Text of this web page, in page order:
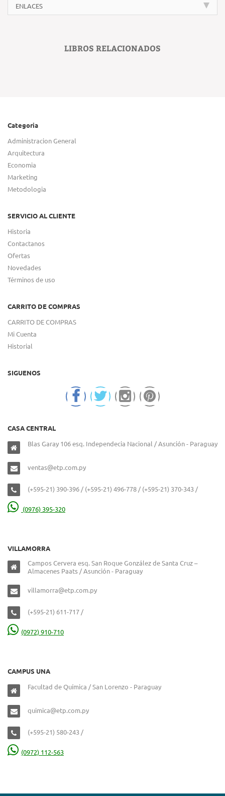
ENLACES
LIBROS RELACIONADOS
Categoria
Administracion General
Arquitectura
Economia
Marketing
Metodologia
SERVICIO AL CLIENTE
Historia
Contactanos
Ofertas
Novedades
Términos de uso
CARRITO DE COMPRAS
CARRITO DE COMPRAS
Mi Cuenta
Historial
SIGUENOS
CASA CENTRAL
Blas Garay 106 esq. Independecia Nacional / Asunción - Paraguay
ventas@etp.com.py
(+595-21) 390-396 / (+595-21) 496-778 / (+595-21) 370-343 /
(0976) 395-320
VILLAMORRA
Campos Cervera esq. San Roque González de Santa Cruz –
Almacenes Paats / Asunción - Paraguay
villamorra@etp.com.py
(+595-21) 611-717 /
(0972) 910-710
CAMPUS UNA
Facultad de Química / San Lorenzo - Paraguay
quimica@etp.com.py
(+595-21) 580-243 /
(0972) 112-563